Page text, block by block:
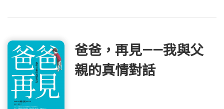
爸爸，再見——我與父
親的真情對話